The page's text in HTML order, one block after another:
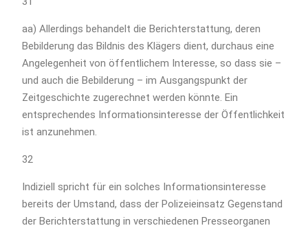
aa) Allerdings behandelt die Berichterstattung, deren
Bebilderung das Bildnis des Klägers dient, durchaus eine
Angelegenheit von öffentlichem Interesse, so dass sie –
und auch die Bebilderung – im Ausgangspunkt der
Zeitgeschichte zugerechnet werden könnte. Ein
entsprechendes Informationsinteresse der Öffentlichkeit
ist anzunehmen.
32
Indiziell spricht für ein solches Informationsinteresse
bereits der Umstand, dass der Polizeieinsatz Gegenstand
der Berichterstattung in verschiedenen Presseorganen